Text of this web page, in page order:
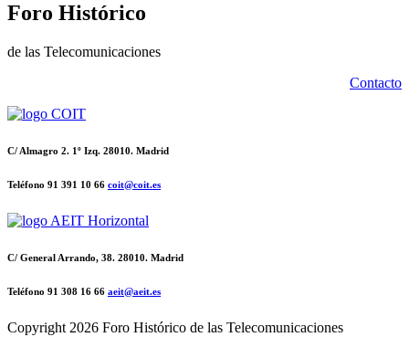
Foro Histórico
de las Telecomunicaciones
Contacto
C/ Almagro 2. 1º Izq. 28010. Madrid
Teléfono 91 391 10 66 coit@coit.es
C/ General Arrando, 38. 28010. Madrid
Teléfono 91 308 16 66 aeit@aeit.es
Copyright 2026 Foro Histórico de las Telecomunicaciones